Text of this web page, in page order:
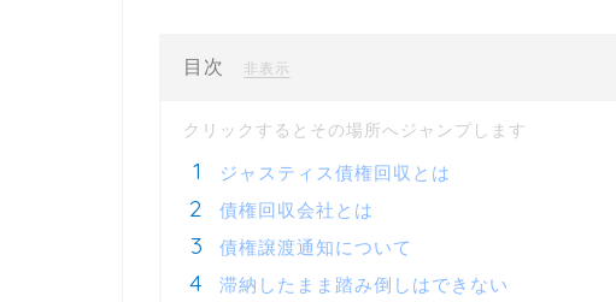
目次 非表示
ジャスティス債権回収とは
債権回収会社とは
債権譲渡通知について
滞納したまま踏み倒しはできない